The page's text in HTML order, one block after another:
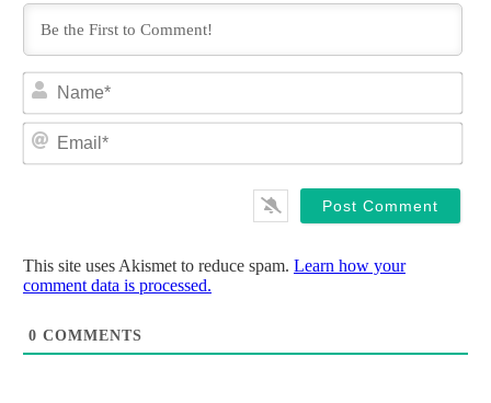
This site uses Akismet to reduce spam. Learn how your
comment data is processed.
0 COMMENTS